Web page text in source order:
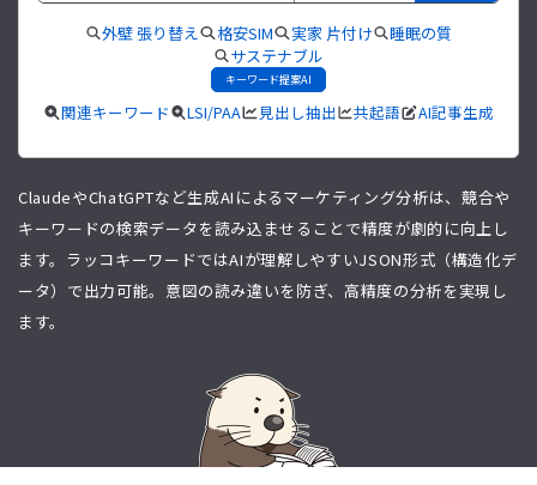
外壁 張り替え 格安SIM 実家 片付け
睡眠の質
サステナブル
キーワード提案AI
関連キーワード LSI/PAA 見出し抽出 共起語 AI記事生成
ClaudeやChatGPTなど生成AIによるマーケティング分析は、競合や
キーワードの検索データを読み込ませることで精度が劇的に向上し
ます。ラッコキーワードではAIが理解しやすいJSON形式（構造化デ
ータ）で出力可能。意図の読み違いを防ぎ、高精度の分析を実現し
ます。